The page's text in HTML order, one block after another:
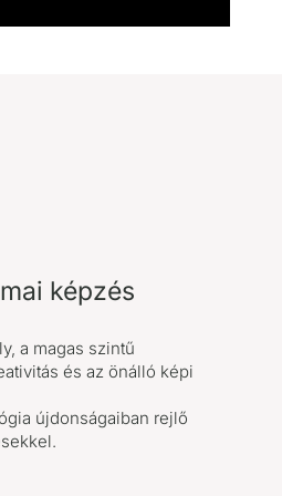
képzés
a magas szintű
és az önálló képi
újdonságaiban rejlő